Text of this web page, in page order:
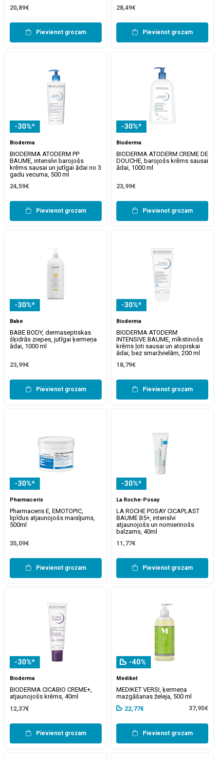
20,89€
Pievienot grozam
28,49€
Pievienot grozam
-30%*
Bioderma
BIODERMA ATODERM PP
BAUME, intensīvi barojošs
krēms sausai un jutīgai ādai no 3
gadu vecuma, 500 ml
24,59€
Pievienot grozam
-30%*
Bioderma
BIODERMA ATODERM CREME DE
DOUCHE, barojošs krēms sausai
ādai, 1000 ml
23,99€
Pievienot grozam
-30%*
Babe
BABE BODY, dermaseptiskas
šķidrās ziepes, jutīgai ķermeņa
ādai, 1000 ml
23,99€
Pievienot grozam
-30%*
Bioderma
BIODERMA ATODERM
INTENSIVE BAUME, mīkstinošs
krēms ļoti sausai un atopiskai
ādai, bez smaržvielām, 200 ml
18,79€
Pievienot grozam
-30%*
Pharmaceris
Pharmaceris E, EMOTOPIC,
lipīdus atjaunojošs maisījums,
500ml
35,09€
Pievienot grozam
-30%*
La Roche-Posay
LA ROCHE POSAY CICAPLAST
BAUME B5+, intensīvi
atjaunojošs un nomierinošs
balzams, 40ml
11,77€
Pievienot grozam
-30%*
Bioderma
BIODERMA CICABIO CREME+,
atjaunojošs krēms, 40ml
12,37€
Pievienot grozam
-40%
Mediket
MEDIKET VERSI, ķermeņa
mazgāšanas želeja, 500 ml
22,77€
37,95€
Pievienot grozam